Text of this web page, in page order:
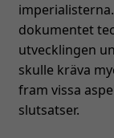
dokumentet
utvecklingen
skulle kräva
fram vissa
slutsatser.